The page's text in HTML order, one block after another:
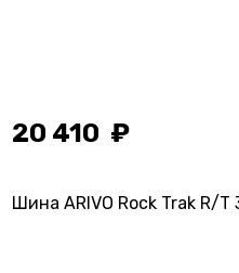
20 410
Шина ARIVO Rock Trak R/T